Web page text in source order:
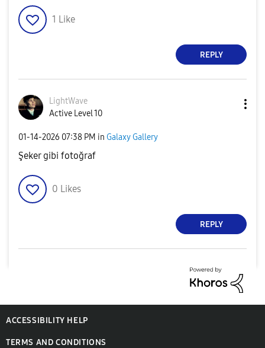
1 Like
REPLY
LightWave
Active Level 10
‎01-14-2026 07:38 PM in Galaxy Gallery
Şeker gibi fotoğraf
0 Likes
REPLY
ACCESSIBILITY HELP
TERMS AND CONDITIONS